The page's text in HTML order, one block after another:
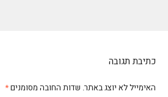
כתיבת תגובה
האימייל לא יוצג באתר. שדות החובה מסומנים*